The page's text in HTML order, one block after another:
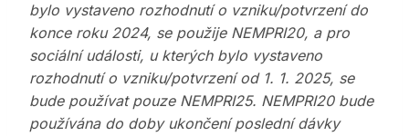
bylo vystaveno rozhodnutí o vzniku/potvrzení do
konce roku 2024, se použije NEMPRI20, a pro
sociální události, u kterých bylo vystaveno
rozhodnutí o vzniku/potvrzení od 1. 1. 2025, se
bude používat pouze NEMPRI25. NEMPRI20 bude
používána do doby ukončení poslední dávky